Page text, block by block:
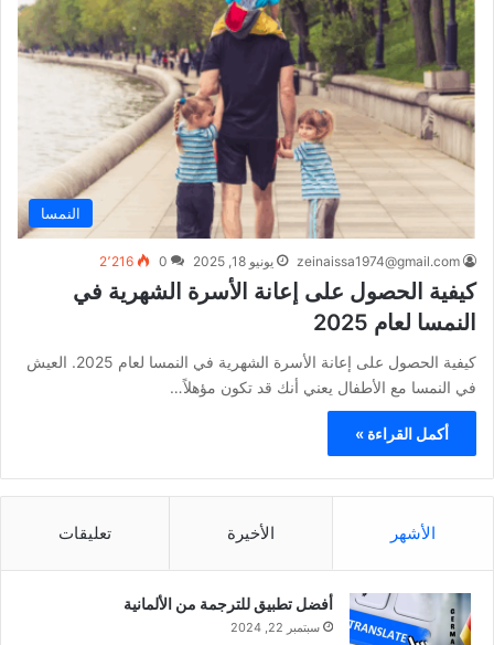
النمسا
zeinaissa1974@gmail.com يونيو 18, 2025 0 2٬216
كيفية الحصول على إعانة الأسرة الشهرية في
النمسا لعام 2025
كيفية الحصول على إعانة الأسرة الشهرية في النمسا لعام 2025. العيش
في النمسا مع الأطفال يعني أنك قد تكون مؤهلاً…
أكمل القراءة »
الأشهر الأخيرة تعليقات
أفضل تطبيق للترجمة من الألمانية
سبتمبر 22, 2024